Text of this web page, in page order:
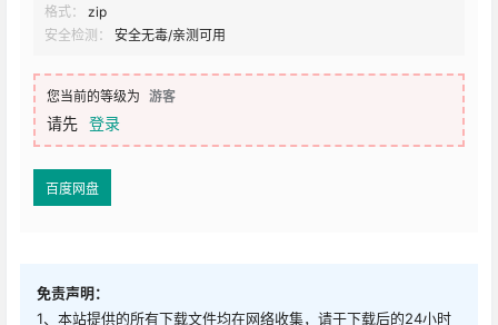
格式：
zip
安全检测：
安全无毒/亲测可用
您当前的等级为 游客
请先 登录
百度网盘
免责声明：
1、本站提供的所有下载文件均在网络收集，请于下载后的24小时